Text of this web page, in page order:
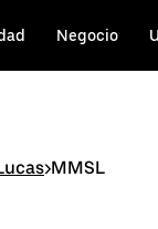
Negocio
>MMSL